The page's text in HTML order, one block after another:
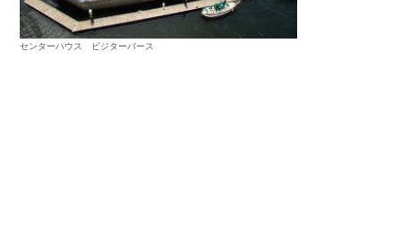
センターハウス ビジターバース